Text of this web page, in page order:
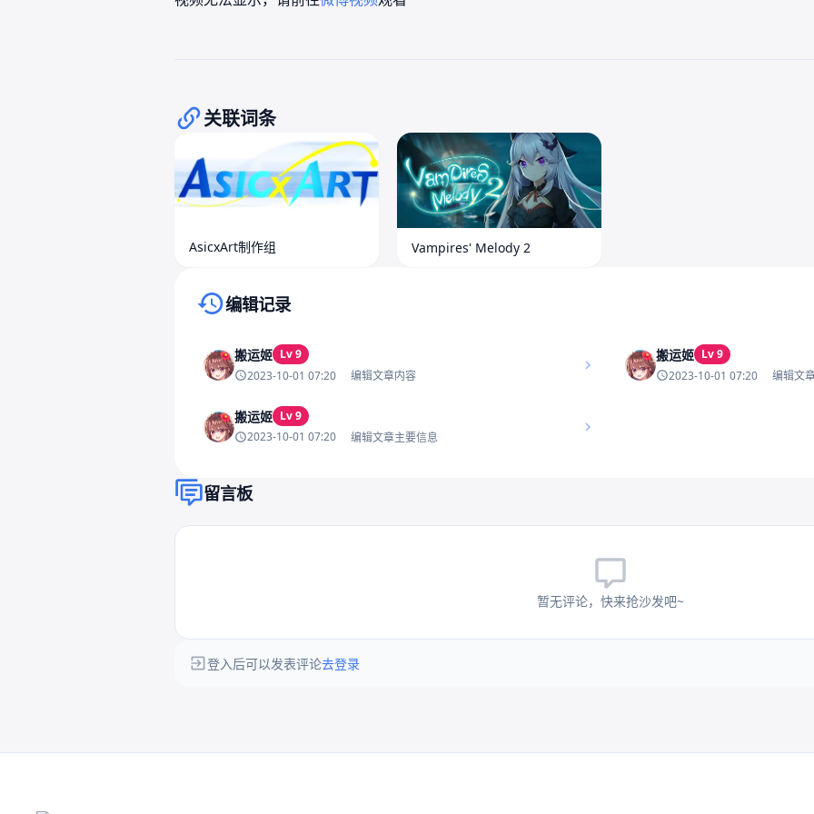
关联词条
AsicxArt制作组 Vampires' Melody 2
编辑记录
搬运姬 Lv 9
2023-10-01 07:20
编辑文章内容
搬运姬 Lv 9
2023-10-01 07:20
编辑文
搬运姬 Lv 9
2023-10-01 07:20
编辑文章主要信息
留言板
暂无评论，快来抢沙发吧~
登入后可以发表评论去登录